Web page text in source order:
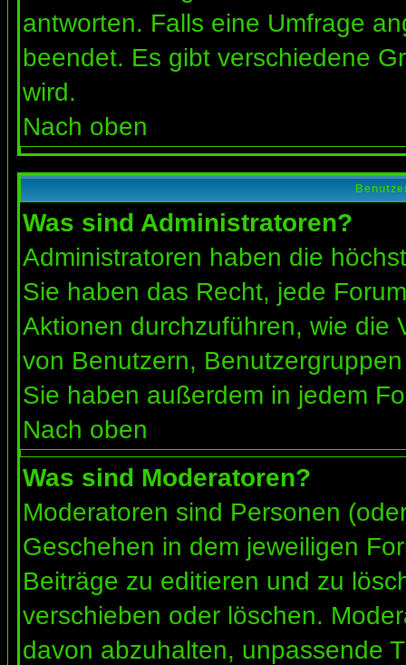
antworten. Falls eine Umfrage
beendet. Es gibt verschiedene
wird.
Nach oben
Was sind Administratoren?
Administratoren haben die
Sie haben das Recht, jede
Aktionen durchzuführen, wie die
von Benutzern,
Sie haben außerdem in jedem
Nach oben
Was sind Moderatoren?
Moderatoren sind Personen
Geschehen in dem jeweiligen
Beiträge zu editieren und zu
verschieben oder löschen.
davon abzuhalten, unpassende